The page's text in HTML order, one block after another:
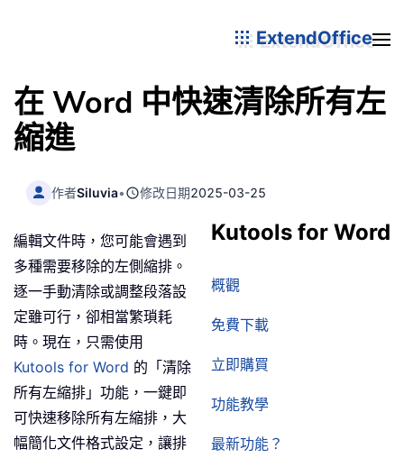
ExtendOffice
在 Word 中快速清除所有左
縮進
作者Siluvia• 修改日期2025-03-25
Kutools for Word
概觀
免費下載
立即購買
功能教學
最新功能？
編輯文件時，您可能會遇到
多種需要移除的左側縮排。
逐一手動清除或調整段落設
定雖可行，卻相當繁瑣耗
時。現在，只需使用
Kutools for Word 的「清除
所有左縮排」功能，一鍵即
可快速移除所有左縮排，大
幅簡化文件格式設定，讓排